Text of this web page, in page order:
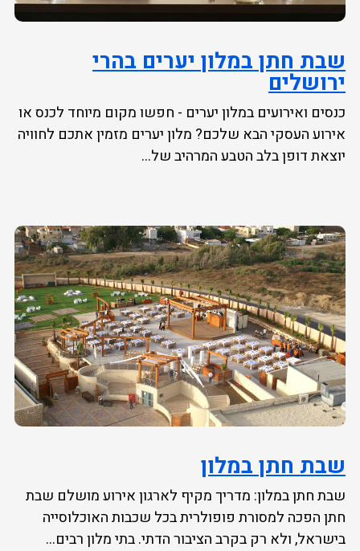
שבת חתן במלון יערים בהרי
ירושלים
כנסים ואירועים במלון יערים - חפשו מקום מיוחד לכנס או
אירוע העסקי הבא שלכם? מלון יערים מזמין אתכם לחוויה
יוצאת דופן בלב הטבע המרהיב של...
שבת חתן במלון
שבת חתן במלון: מדריך מקיף לארגון אירוע מושלם שבת
חתן הפכה למסורת פופולרית בכל שכבות האוכלוסייה
בישראל, ולא רק בקרב הציבור הדתי. בתי מלון רבים...